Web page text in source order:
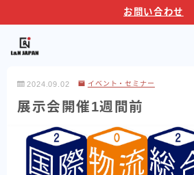
お問い合わせ
MENU
サポートサービス
製品ラインナップ
2024.09.02 イベント・セミナー
展示会開催1週間前